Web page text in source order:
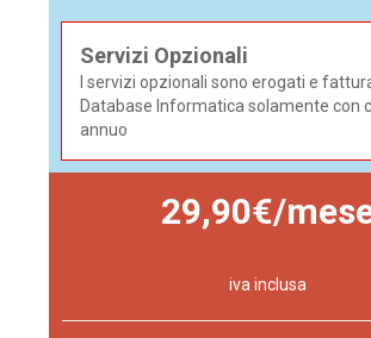
Servizi Opzionali
I servizi opzionali sono erogati e
Database Informatica solamente con
annuo
29,90€/
iva inclusa